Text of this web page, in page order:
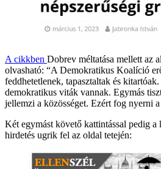
A cikkben Dobrev méltatása mellett az
olvasható: “A Demokratikus Koalíció
feddhetetlenek, tapasztaltak és
demokratikus viták vannak. Egymás
jellemzi a közösséget. Ezért fog nyerni
Két egymást követő kattintással pedig
hirdetés ugrik fel az oldal tetején: